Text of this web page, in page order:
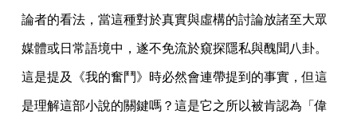
論者的看法，當這種對於真實與虛構的討論放諸至大眾
媒體或日常語境中，遂不免流於窺探隱私與醜聞八卦。
這是提及《我的奮鬥》時必然會連帶提到的事實，但這
是理解這部小說的關鍵嗎？這是它之所以被肯認為「偉